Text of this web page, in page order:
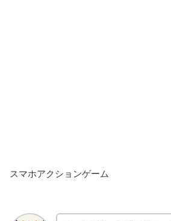
スマホアクションゲーム